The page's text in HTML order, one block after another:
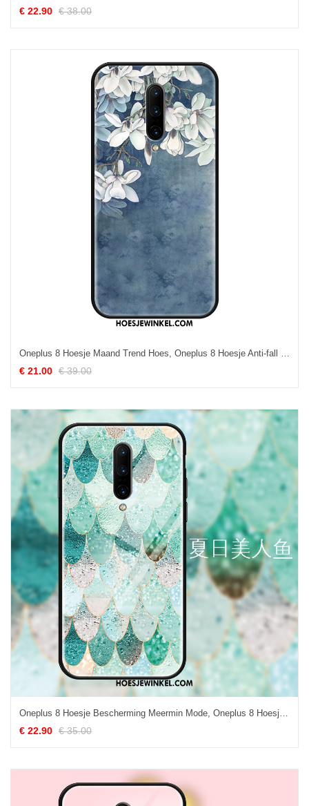
€ 22.90 € 38.00
Oneplus 8 Hoesje Maand Trend Hoes, Oneplus 8 Hoesje Anti-fall Eenvoudige
€ 21.00 € 39.00
Oneplus 8 Hoesje Bescherming Meermin Mode, Oneplus 8 Hoesje Mobiele Telefoon Glas
€ 22.90 € 35.00